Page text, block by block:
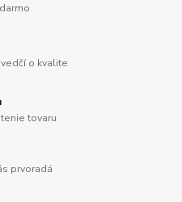
o kvalite
tovaru
prvoradá